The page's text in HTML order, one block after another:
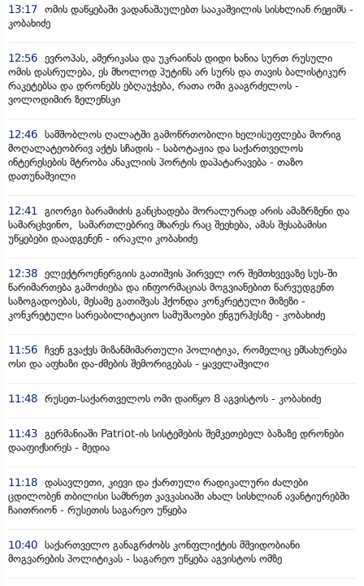
13:17 ომის დაწყებაში ვადანაშაულებთ სააკაშვილის სისხლიან რეჟიმს -
კობახიძე
12:56 ევროპას, ამერიკასა და უკრაინას დიდი ხანია სურთ რუსული
ომის დასრულება, ეს მხოლოდ პუტინს არ სურს და თავის ბალისტიკურ
რაკეტებსა და დრონებს ებღაუჭება, რათა ომი გააგრძელოს -
ვოლოდიმირ ზელენსკი
12:46 სამშობლოს ღალატში გამოწრთობილი ხელისუფლება მორიგ
მოღალატეობრივ აქტს სჩადის - საბოტაჟია და საქართველოს
ინტერესების მტრობა ანაკლიის პორტის დაპატარავება - თაზო
დათუნაშვილი
12:41
გიორგი ბარამიძის განცხადება მორალურად არის ამაზრზენი და
სამარცხვინო, სამართლებრივ მხარეს რაც შეეხება, ამას შესაბამისი
უწყებები დაადგენენ - ირაკლი კობახიძე
12:38 ელექტროენერგიის გათიშვის პირველ ორ შემთხვევაზე სუს-ში
წარიმართება გამოძიება და ინფორმაციას მოგვიანებით წარვუდგენთ
საზოგადოებას, მესამე გათიშვას ჰქონდა კონკრეტული მიზეზი -
კონკრეტული სარეაბილიტაციო სამუშაოები ენგურჰესზე - კობახიძე
11:56 ჩვენ გვაქვს მიზანმიმართული პოლიტიკა, რომელიც ემსახურება
ოსი და აფხაზი და-ძმების შემორიგებას - ყაველაშვილი
11:48 რუსეთ-საქართველოს ომი დაიწყო 8 აგვისტოს - კობახიძე
11:43 გერმანიაში Patriot-ის სისტემების შემკეთებელ ბაზაზე დრონები
დააფიქსირეს - მედია
11:18 დასავლეთი, კიევი და ქართული რადიკალური ძალები
ცდილობენ თბილისი სამხრეთ კავკასიაში ახალ სისხლიან ავანტიურებში
ჩაითრიონ - რუსეთის საგარეო უწყება
10:40 საქართველო განაგრძობს კონფლიქტის მშვიდობიანი
მოგვარების პოლიტიკას - საგარეო უწყება აგვისტოს ომზე